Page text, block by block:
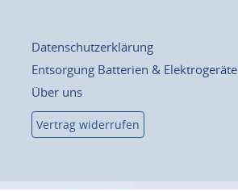
Datenschutzerklärung
Entsorgung Batterien & Elektrogeräte
Über uns
Vertrag widerrufen